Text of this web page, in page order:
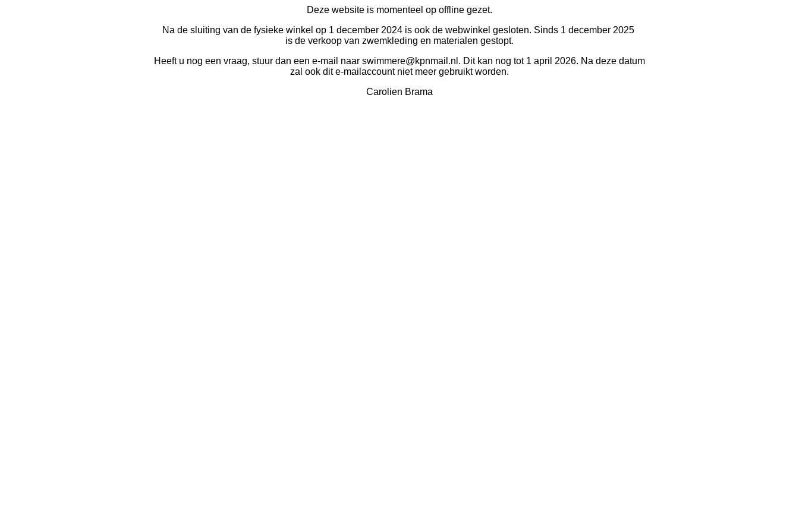
Deze website is momenteel op offline gezet.
Na de sluiting van de fysieke winkel op 1 december 2024 is ook de webwinkel gesloten. Sinds 1 december 2025
is de verkoop van zwemkleding en materialen gestopt.
Heeft u nog een vraag, stuur dan een e-mail naar swimmere@kpnmail.nl. Dit kan nog tot 1 april 2026. Na deze datum
zal ook dit e-mailaccount niet meer gebruikt worden.
Carolien Brama